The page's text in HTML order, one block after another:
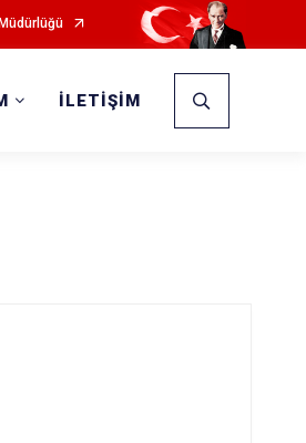
İLETİŞİM